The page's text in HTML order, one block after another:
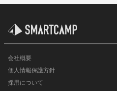
会社概要
個人情報保護方針
採用について